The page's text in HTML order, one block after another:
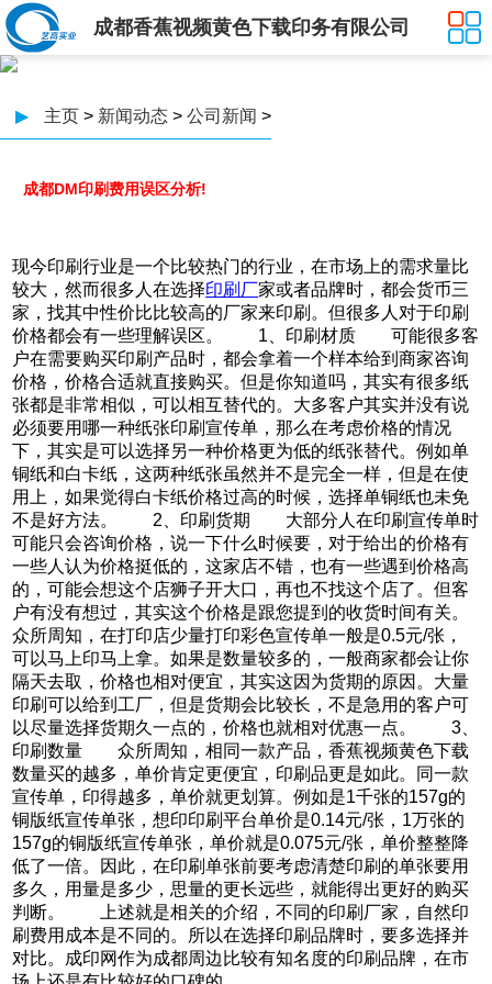
成都香蕉视频黄色下载印务有限公司
▶ 主页 > 新闻动态 > 公司新闻 >
成都DM印刷费用误区分析!
现今印刷行业是一个比较热门的行业，在市场上的需求量比
较大，然而很多人在选择印刷厂家或者品牌时，都会货币三
家，找其中性价比比较高的厂家来印刷。但很多人对于印刷
价格都会有一些理解误区。 1、印刷材质 可能很多客
户在需要购买印刷产品时，都会拿着一个样本给到商家咨询
价格，价格合适就直接购买。但是你知道吗，其实有很多纸
张都是非常相似，可以相互替代的。大多客户其实并没有说
必须要用哪一种纸张印刷宣传单，那么在考虑价格的情况
下，其实是可以选择另一种价格更为低的纸张替代。例如单
铜纸和白卡纸，这两种纸张虽然并不是完全一样，但是在使
用上，如果觉得白卡纸价格过高的时候，选择单铜纸也未免
不是好方法。 2、印刷货期 大部分人在印刷宣传单时
可能只会咨询价格，说一下什么时候要，对于给出的价格有
一些人认为价格挺低的，这家店不错，也有一些遇到价格高
的，可能会想这个店狮子开大口，再也不找这个店了。但客
户有没有想过，其实这个价格是跟您提到的收货时间有关。
众所周知，在打印店少量打印彩色宣传单一般是0.5元/张，
可以马上印马上拿。如果是数量较多的，一般商家都会让你
隔天去取，价格也相对便宜，其实这因为货期的原因。大量
印刷可以给到工厂，但是货期会比较长，不是急用的客户可
以尽量选择货期久一点的，价格也就相对优惠一点。 3、
印刷数量 众所周知，相同一款产品，香蕉视频黄色下载
数量买的越多，单价肯定更便宜，印刷品更是如此。同一款
宣传单，印得越多，单价就更划算。例如是1千张的157g的
铜版纸宣传单张，想印印刷平台单价是0.14元/张，1万张的
157g的铜版纸宣传单张，单价就是0.075元/张，单价整整降
低了一倍。因此，在印刷单张前要考虑清楚印刷的单张要用
多久，用量是多少，思量的更长远些，就能得出更好的购买
判断。 上述就是相关的介绍，不同的印刷厂家，自然印
刷费用成本是不同的。所以在选择印刷品牌时，要多选择并
对比。成印网作为成都周边比较有知名度的印刷品牌，在市